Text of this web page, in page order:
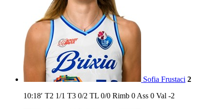
Sofia Frustaci 2
10:18′ T2 1/1 T3 0/2 TL 0/0 Rimb 0 Ass 0 Val -2